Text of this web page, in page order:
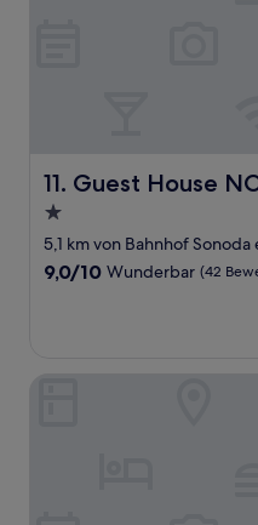
11. Guest House
Guest House NOW
1.0-
Stern-
Unterkunft
5,1 km von Bahnhof
9.0
Bewertungen)
9,0/10 Wunderbar (42